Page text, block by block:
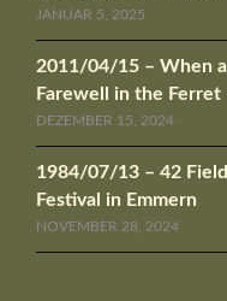
JANUAR 5, 2025
2011/04/15 – When
Farewell in the
DEZEMBER 15, 2024
1984/07/13 – 42
Festival in Emmern
NOVEMBER 28, 2024